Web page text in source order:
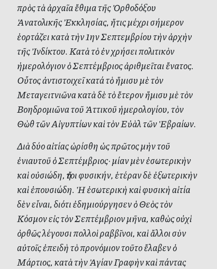
πρὸς τὰ ἀρχαῖα ἔθιμα τῆς Ὀρθοδόξου
Ἀνατολικῆς Ἐκκλησίας, ἥτις μέχρι σήμερον
ἑορτάζει κατὰ τὴν 1ην Σεπτεμβρίου τὴν ἀρχὴν
τῆς Ἰνδίκτου. Κατὰ τὸ ἐν χρήσει πολιτικὸν
ἡμερολόγιον ὁ Σεπτέμβριος ἀριθμεῖται ἔνατος.
Οὖτος ἀντιστοιχεῖ κατά τὸ ἥμισυ μὲ τὸν
Μεταγειτνιῶνα κατὰ δὲ τὸ ἕτερον ἥμισυ μὲ τὸν
Βοηδρομιῶνα τοῦ Ἀττικοῦ ἡμερολογίου, τὸν
Θὼθ τῶν Αἰγυπτίων καὶ τὸν Εὐὰλ τῶν Ἑβραίων.
Διὰ δύο αἰτίας ὡρίσθη ὡς πρῶτος μὴν τοῦ
ἐνιαυτοῦ ὁ Σεπτέμβριος· μίαν μὲν ἐσωτερικὴν
καὶ οὐσιώδη, ἤτοι φυσικήν, ἑτέραν δὲ ἐξωτερικὴν
καὶ ἐπουσιώδη. Ἡ ἐσωτερικὴ καὶ φυσικὴ αἰτία
δὲν εἶναι, διότι ἐδημιούργησεν ὁ Θεὸς τὸν
Κόσμον εἰς τὸν Σεπτέμβριον μῆνα, καθὼς οὐχὶ
ὀρθῶς λέγουσι πολλοὶ ραββῖνοι, καὶ ἄλλοι σὺν
αὐτοῖς ἐπειδὴ τὸ προνόμιον τοῦτο ἔλαβεν ὁ
Μάρτιος, κατὰ τὴν Ἁγίαν Γραφὴν καὶ πάντας